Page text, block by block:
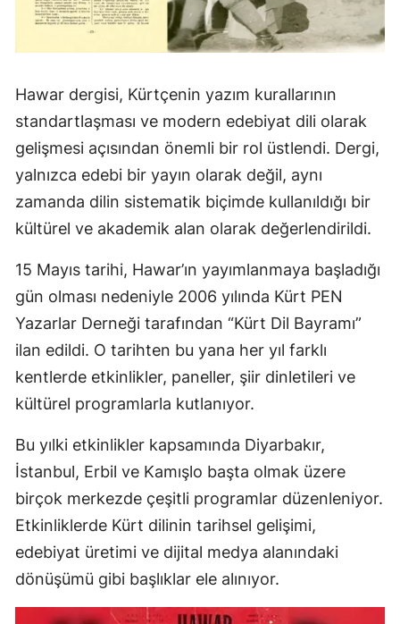
Hawar dergisi, Kürtçenin yazım kurallarının
standartlaşması ve modern edebiyat dili olarak
gelişmesi açısından önemli bir rol üstlendi. Dergi,
yalnızca edebi bir yayın olarak değil, aynı
zamanda dilin sistematik biçimde kullanıldığı bir
kültürel ve akademik alan olarak değerlendirildi.
15 Mayıs tarihi, Hawar’ın yayımlanmaya başladığı
gün olması nedeniyle 2006 yılında Kürt PEN
Yazarlar Derneği tarafından “Kürt Dil Bayramı”
ilan edildi. O tarihten bu yana her yıl farklı
kentlerde etkinlikler, paneller, şiir dinletileri ve
kültürel programlarla kutlanıyor.
Bu yılki etkinlikler kapsamında Diyarbakır,
İstanbul, Erbil ve Kamışlo başta olmak üzere
birçok merkezde çeşitli programlar düzenleniyor.
Etkinliklerde Kürt dilinin tarihsel gelişimi,
edebiyat üretimi ve dijital medya alanındaki
dönüşümü gibi başlıklar ele alınıyor.